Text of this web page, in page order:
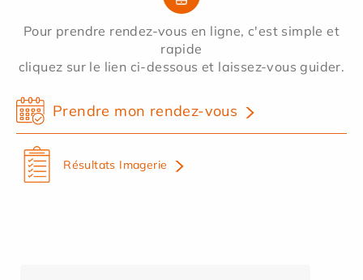
Pour prendre rendez-vous en ligne, c'est simple et
rapide
cliquez sur le lien ci-dessous et laissez-vous guider.
Prendre mon rendez-vous
Résultats Imagerie